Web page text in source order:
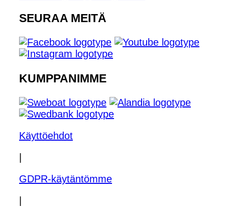
SEURAA MEITÄ
KUMPPANIMME
Käyttöehdot
GDPR-käytäntömme